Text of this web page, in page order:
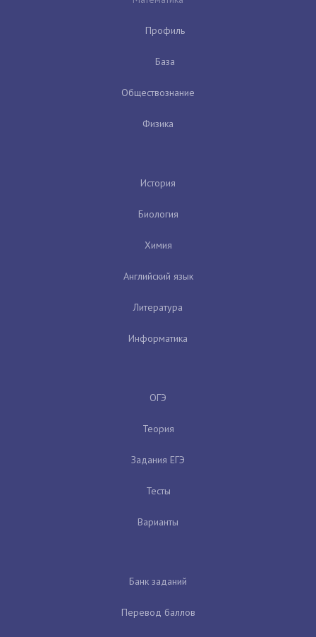
Профиль
База
Обществознание
Физика
История
Биология
Химия
Английский язык
Литература
Информатика
ОГЭ
Теория
Задания ЕГЭ
Тесты
Варианты
Банк заданий
Перевод баллов